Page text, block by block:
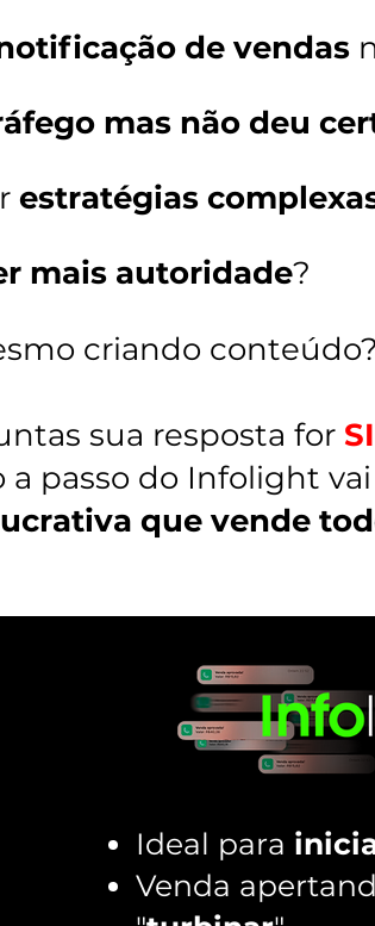
de vendas
mas não deu
estratégias
mais autoridade?
criando
sua resposta for
passo do Infolight
que vende
Ideal para
Venda